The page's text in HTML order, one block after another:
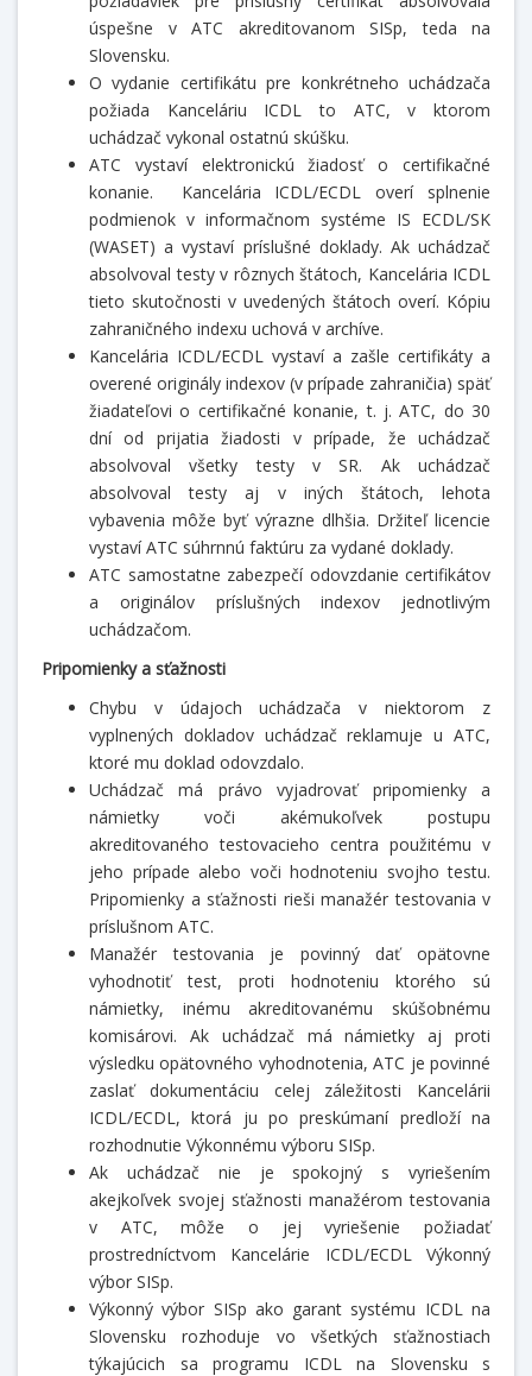
úspešne v ATC akreditovanom SISp, teda na
Slovensku.
O vydanie certifikátu pre konkrétneho uchádzača
požiada Kanceláriu ICDL to ATC, v ktorom
uchádzač vykonal ostatnú skúšku.
ATC vystaví elektronickú žiadosť o certifikačné
konanie. Kancelária ICDL/ECDL overí splnenie
podmienok v informačnom systéme IS ECDL/SK
(WASET) a vystaví príslušné doklady. Ak uchádzač
absolvoval testy v rôznych štátoch, Kancelária ICDL
tieto skutočnosti v uvedených štátoch overí. Kópiu
zahraničného indexu uchová v archíve.
Kancelária ICDL/ECDL vystaví a zašle certifikáty a
overené originály indexov (v prípade zahraničia) späť
žiadateľovi o certifikačné konanie, t. j. ATC, do 30
dní od prijatia žiadosti v prípade, že uchádzač
absolvoval všetky testy v SR. Ak uchádzač
absolvoval testy aj v iných štátoch, lehota
vybavenia môže byť výrazne dlhšia. Držiteľ licencie
vystaví ATC súhrnnú faktúru za vydané doklady.
ATC samostatne zabezpečí odovzdanie certifikátov
a originálov príslušných indexov jednotlivým
uchádzačom.
Pripomienky a sťažnosti
Chybu v údajoch uchádzača v niektorom z
vyplnených dokladov uchádzač reklamuje u ATC,
ktoré mu doklad odovzdalo.
Uchádzač má právo vyjadrovať pripomienky a
námietky voči akémukoľvek postupu
akreditovaného testovacieho centra použitému v
jeho prípade alebo voči hodnoteniu svojho testu.
Pripomienky a sťažnosti rieši manažér testovania v
príslušnom ATC.
Manažér testovania je povinný dať opätovne
vyhodnotiť test, proti hodnoteniu ktorého sú
námietky, inému akreditovanému skúšobnému
komisárovi. Ak uchádzač má námietky aj proti
výsledku opätovného vyhodnotenia, ATC je povinné
zaslať dokumentáciu celej záležitosti Kancelárii
ICDL/ECDL, ktorá ju po preskúmaní predloží na
rozhodnutie Výkonnému výboru SISp.
Ak uchádzač nie je spokojný s vyriešením
akejkoľvek svojej sťažnosti manažérom testovania
v ATC, môže o jej vyriešenie požiadať
prostredníctvom Kancelárie ICDL/ECDL Výkonný
výbor SISp.
Výkonný výbor SISp ako garant systému ICDL na
Slovensku rozhoduje vo všetkých sťažnostiach
týkajúcich sa programu ICDL na Slovensku s